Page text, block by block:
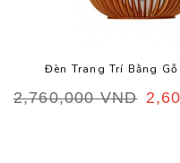
Đèn Trang Trí Bằng Gỗ
2,760,000VND